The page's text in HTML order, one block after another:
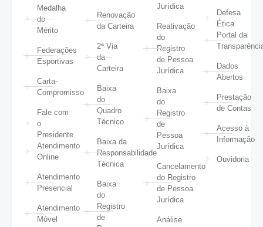
Medalha
do
Mérito
Federações
Esportivas
Carta-
Compromisso
Fale com
o
Presidente
Atendimento
Online
Atendimento
Presencial
Atendimento
Móvel
Renovação
da Carteira
2ª Via
da
Carteira
Baixa
do
Quadro
Técnico
Baixa da
Responsabilidade
Técnica
Baixa
do
Registro
de
Jurídica
Reativação
do
Registro
de Pessoa
Jurídica
Baixa
do
Registro
de
Pessoa
Jurídica
Cancelamento
do Registro
de Pessoa
Jurídica
Análise
Defesa
Ética
Portal da
Dados
Abertos
Prestação
de Contas
Acesso à
Informação
Ouvidoria